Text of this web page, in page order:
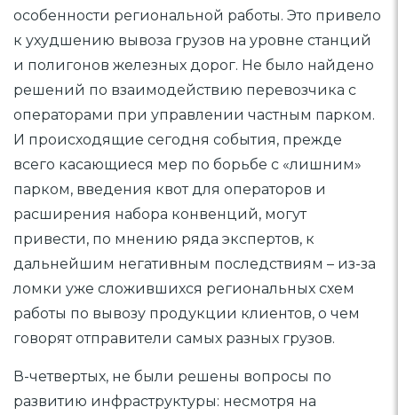
особенности региональной работы. Это привело
к ухудшению вывоза грузов на уровне станций
и полигонов железных дорог. Не было найдено
решений по взаимодействию перевозчика с
операторами при управлении частным парком.
И происходящие сегодня события, прежде
всего касающиеся мер по борьбе с «лишним»
парком, введения квот для операторов и
расширения набора конвенций, могут
привести, по мнению ряда экспертов, к
дальнейшим негативным последствиям – из-за
ломки уже сложившихся региональных схем
работы по вывозу продукции клиентов, о чем
говорят отправители самых разных грузов.
В-четвертых, не были решены вопросы по
развитию инфраструктуры: несмотря на